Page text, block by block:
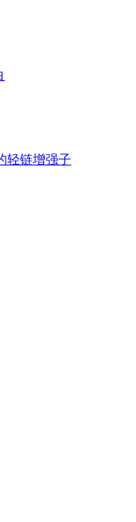
轻链增强子